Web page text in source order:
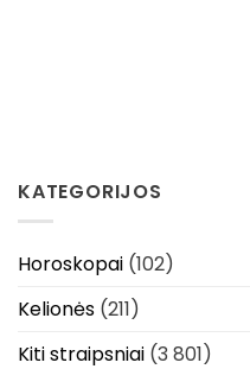
KATEGORIJOS
Horoskopai (102)
Kelionės (211)
Kiti straipsniai (3 801)